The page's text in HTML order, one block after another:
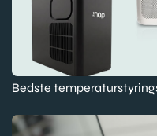
Bedste